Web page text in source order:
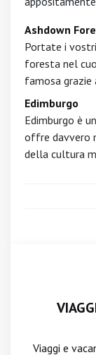
Ashdown
Portate i
foresta nel
famosa grazie
Edimburgo
Edimburgo è
offre davvero
della cultura
Viaggi e